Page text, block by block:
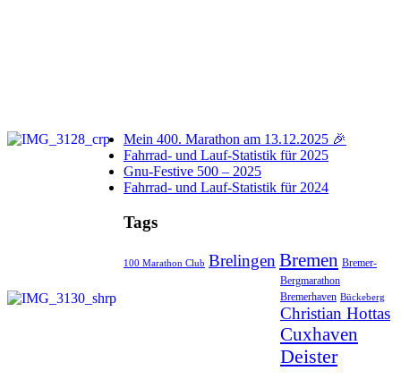
Mein 400. Marathon am 13.12.2025 🎉
Fahrrad- und Lauf-Statistik für 2025
Gnu-Festive 500 – 2025
Fahrrad- und Lauf-Statistik für 2024
Tags
100 Marathon Club Brelingen Bremen Bremer-
Bergmarathon
Bremerhaven Bückeberg
Christian Hottas
Cuxhaven
Deister